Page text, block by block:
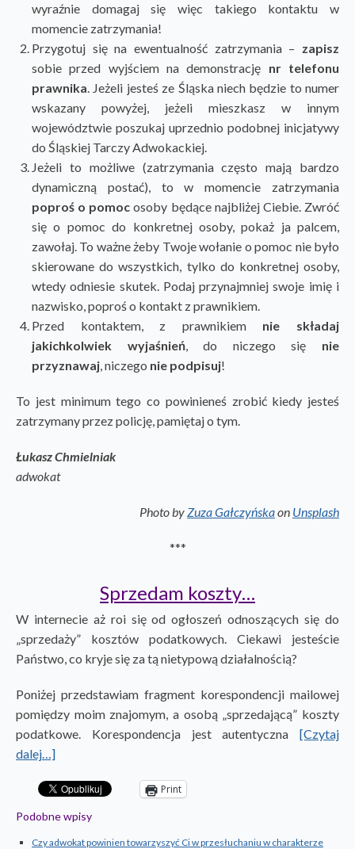
wyraźnie domagaj się więc takiego kontaktu w
momencie zatrzymania!
Przygotuj się na ewentualność zatrzymania – zapisz
sobie przed wyjściem na demonstrację nr telefonu
prawnika. Jeżeli jesteś ze Śląska niech będzie to numer
wskazany powyżej, jeżeli mieszkasz w innym
województwie poszukaj uprzednio podobnej inicjatywy
do Śląskiej Tarczy Adwokackiej.
Jeżeli to możliwe (zatrzymania często mają bardzo
dynamiczną postać), to w momencie zatrzymania
poproś o pomoc osoby będące najbliżej Ciebie. Zwróć
się o pomoc do konkretnej osoby, pokaż ja palcem,
zawołaj. To ważne żeby Twoje wołanie o pomoc nie było
skierowane do wszystkich, tylko do konkretnej osoby,
wtedy odniesie skutek. Podaj przynajmniej swoje imię i
nazwisko, poproś o kontakt z prawnikiem.
Przed kontaktem, z prawnikiem nie składaj
jakichkolwiek wyjaśnień, do niczego się nie
przyznawaj, niczego nie podpisuj!
To jest minimum tego co powinieneś zrobić kiedy jesteś
zatrzymany przez policję, pamiętaj o tym.
Łukasz Chmielniak
adwokat
Photo byZuza Gałczyńskaon Unsplash
***
Sprzedam koszty…
W internecie aż roi się od ogłoszeń odnoszących się do
„sprzedaży” kosztów podatkowych. Ciekawi jesteście
Państwo, co kryje się za tą nietypową działalnością?
Poniżej przedstawiam fragment korespondencji mailowej
pomiędzy moim znajomym, a osobą „sprzedającą” koszty
podatkowe. Korespondencja jest autentyczna [Czytaj
dalej…]
Print
Podobne wpisy
Czy adwokat powinien towarzyszyć Ci w przesłuchaniu w charakterze